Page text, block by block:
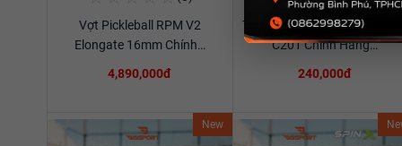
Vợt Pickleball RPM V2
Elongate 16mm Chính…
4,890,000đ
Túi Thể Thao Cầu Lông Ywyat
C201 Chính Hãng…
240,000đ
New